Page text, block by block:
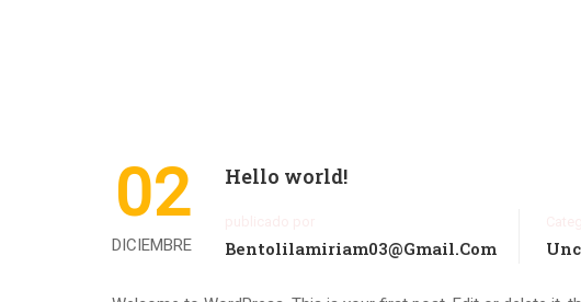
02
DICIEMBRE
Hello world!
Bentolilamiriam03@gmail.com